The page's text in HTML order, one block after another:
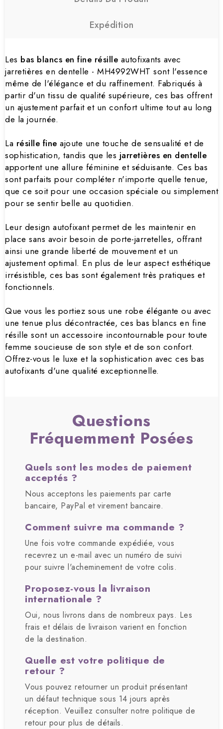
Expédition
Les bas blancs en fine résille autofixants avec
jarretières en dentelle - MH4992WHT sont l'essence
même de l'élégance et du raffinement. Fabriqués à
partir d'un tissu de qualité supérieure, ces bas offrent
un ajustement parfait et un confort ultime tout au long
de la journée.
La résille fine ajoute une touche de sensualité et de
sophistication, tandis que les jarretières en dentelle
apportent une allure féminine et séduisante. Ces bas
sont parfaits pour compléter n'importe quelle tenue,
que ce soit pour une occasion spéciale ou simplement
pour se sentir belle au quotidien.
Leur design autofixant permet de les maintenir en
place sans avoir besoin de porte-jarretelles, offrant
ainsi une grande liberté de mouvement et un
ajustement optimal. En plus de leur aspect esthétique
irrésistible, ces bas sont également très pratiques et
fonctionnels.
Que vous les portiez sous une robe élégante ou avec
une tenue plus décontractée, ces bas blancs en fine
résille sont un accessoire incontournable pour toute
femme soucieuse de son style et de son confort.
Offrez-vous le luxe et la sophistication avec ces bas
autofixants d'une qualité exceptionnelle.
Questions
Fréquemment Posées
Quels sont les modes de paiement
acceptés ?
Nous acceptons les paiements par carte
bancaire, PayPal et virement bancaire.
Comment suivre ma commande ?
Une fois votre commande expédiée, vous
recevrez un e-mail avec un numéro de suivi
pour suivre l'acheminement de votre colis.
Proposez-vous la livraison
internationale ?
Oui, nous livrons dans de nombreux pays. Les
frais et délais de livraison varient en fonction
de la destination.
Quelle est votre politique de
retour ?
Vous pouvez retourner un produit présentant
un défaut technique sous 14 jours après
réception. Veuillez consulter notre politique de
retour pour plus de détails.